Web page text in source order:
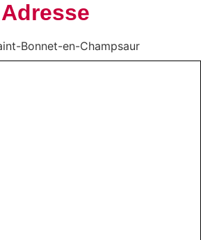
Adresse
Bonnet-en-Champsaur